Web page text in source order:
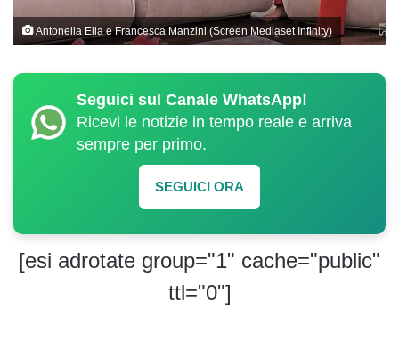
Antonella Elia e Francesca Manzini (Screen Mediaset Infinity)
Seguici sul Canale WhatsApp!
Ricevi le notizie in tempo reale e arriva
sempre per primo.
SEGUICI ORA
[esi adrotate group="1" cache="public"
ttl="0"]